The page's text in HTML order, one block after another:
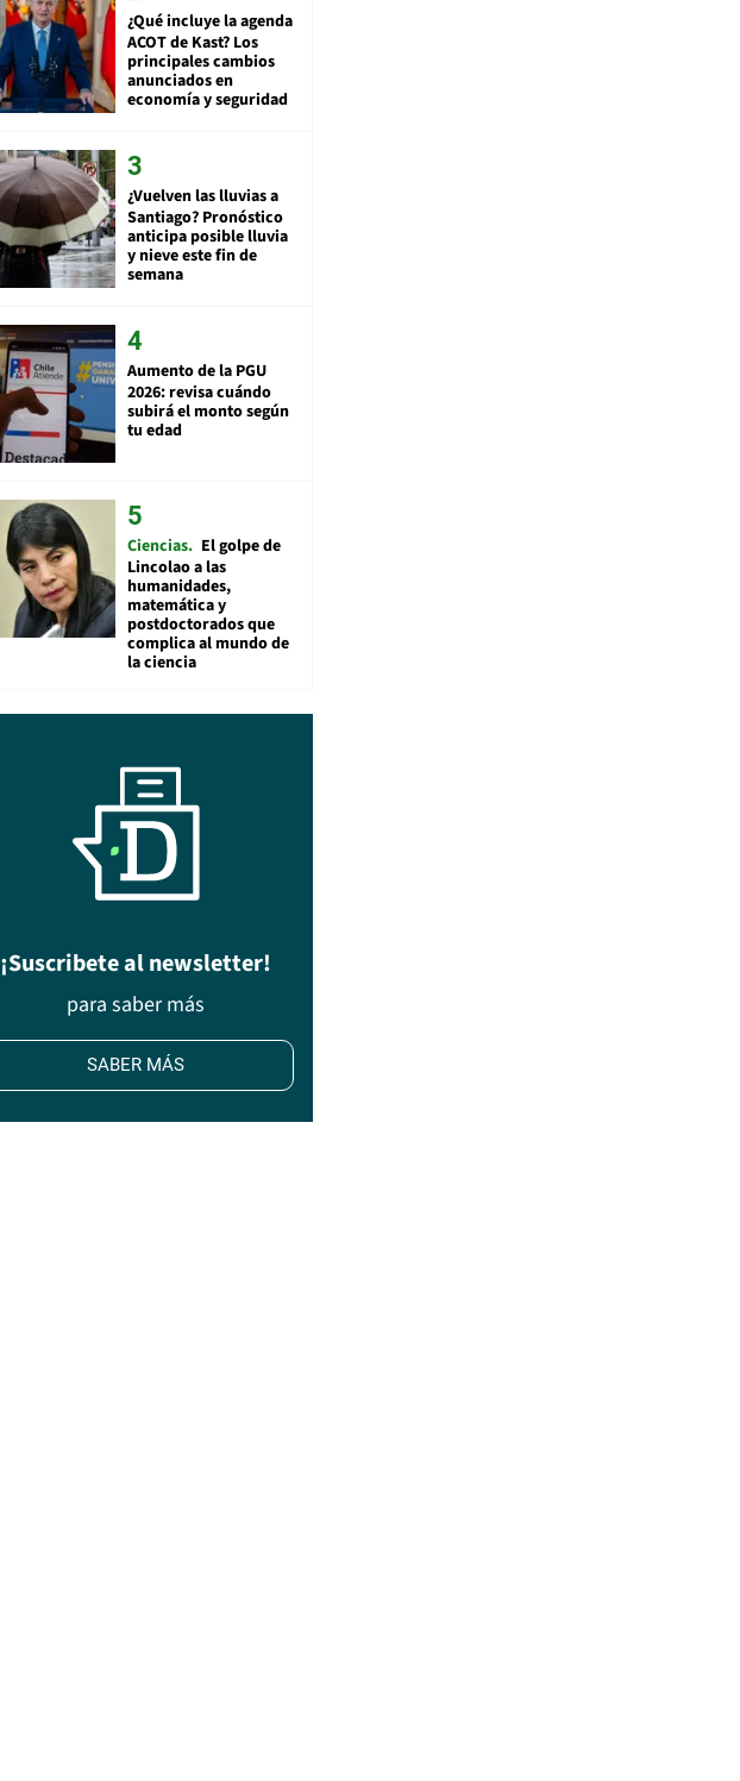
¿Qué incluye la agenda
ACOT de Kast? Los
principales cambios
anunciados en
economía y seguridad
¿Vuelven las lluvias a
Santiago? Pronóstico
anticipa posible lluvia
y nieve este fin de
semana
Aumento de la PGU
2026: revisa cuándo
subirá el monto según
tu edad
Ciencias El golpe de
Lincolao a las
humanidades,
matemática y
postdoctorados que
complica al mundo de
la ciencia
¡Suscribete al newsletter!
para saber más
SABER MÁS